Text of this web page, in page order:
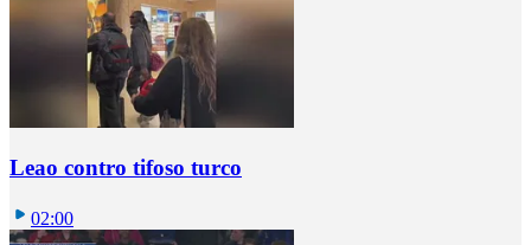
Leao contro tifoso turco
02:00